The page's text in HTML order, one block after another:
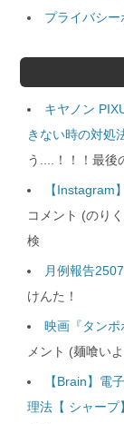
プライバシー
キヤノン
きない時の対処
う....！！！最後
【Instagram
コメント (のり
検
月例報告2507
けんた！
映画『タン
メント (麺喰い
【Brain】電
理法【 シャープ】